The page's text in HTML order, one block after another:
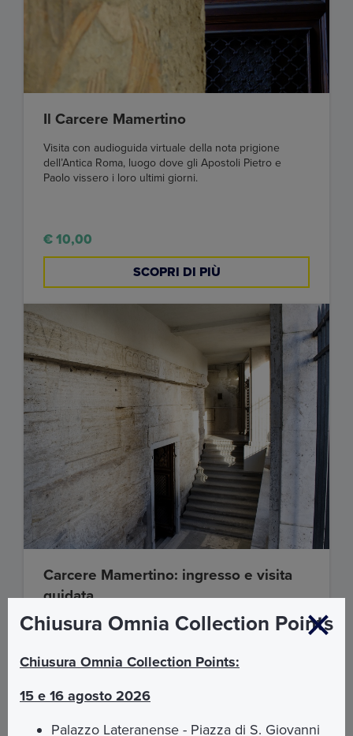
Il Carcere Mamertino
Visita con audioguida virtuale della nota prigione
dell’Antica Roma, luogo dove gli Apostoli Pietro e
Paolo vissero i loro ultimi giorni.
€ 10,00
SCOPRI DI PIÙ
Carcere Mamertino: ingresso e visita
guidata
Visita guidata della nota prigione dell’Antica
loro ultimi giorni.
€ 15,00
SCOPRI DI PIÙ
Chiusura Omnia Collection Points
Chiusura Omnia Collection Points:
15 e 16 agosto 2026
Palazzo Lateranense - Piazza di S. Giovanni